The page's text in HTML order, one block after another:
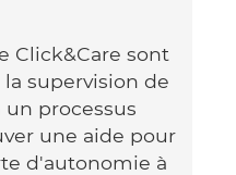
Click&Care sont
supervision de
processus
une aide pour
d'autonomie à